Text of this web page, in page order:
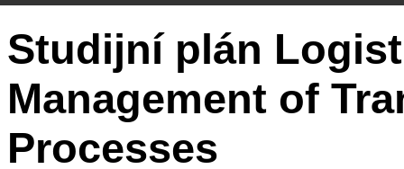
Studijní plán
Management of
Processes